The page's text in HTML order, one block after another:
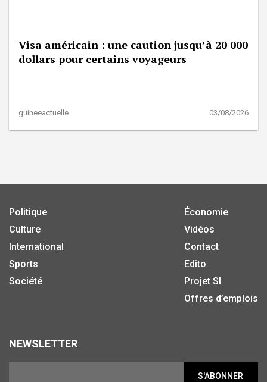
Visa américain : une caution jusqu’à 20 000
dollars pour certains voyageurs
guineeactuelle 03/08/2026
Politique
Culture
International
Sports
Société
Économie
Vidéos
Contact
Edito
Projet SI
Offres d’emplois
NEWSLETTER
S'ABONNER